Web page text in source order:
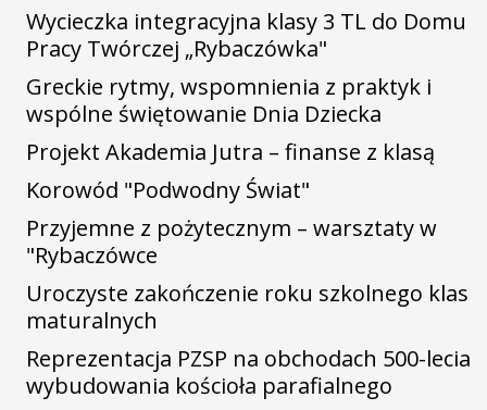
Wycieczka integracyjna klasy 3 TL do Domu
Pracy Twórczej „Rybaczówka"
Greckie rytmy, wspomnienia z praktyk i
wspólne świętowanie Dnia Dziecka
Projekt Akademia Jutra – finanse z klasą
Korowód "Podwodny Świat"
Przyjemne z pożytecznym – warsztaty w
"Rybaczówce
Uroczyste zakończenie roku szkolnego klas
maturalnych
Reprezentacja PZSP na obchodach 500-lecia
wybudowania kościoła parafialnego